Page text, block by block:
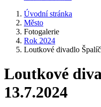
Úvodní stránka
Město
Fotogalerie
Rok 2024
Loutkové divadlo
Loutkové
13.7.2024